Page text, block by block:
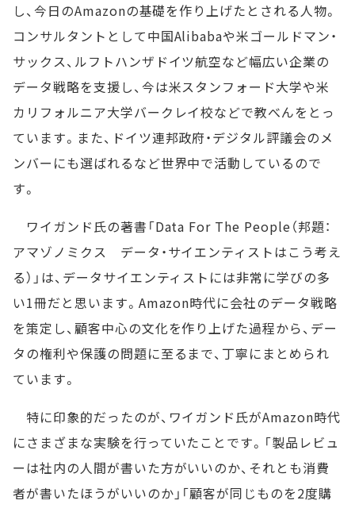
し、今日のAmazonの基礎を作り上げたとされる人物。
コンサルタントとして中国Alibabaや米ゴールドマン・
サックス、ルフトハンザドイツ航空など幅広い企業の
データ戦略を支援し、今は米スタンフォード大学や米
カリフォルニア大学バークレイ校などで教べんをとっ
ています。また、ドイツ連邦政府・デジタル評議会のメ
ンバーにも選ばれるなど世界中で活動しているので
す。
ワイガンド氏の著書「Data For The People（邦題：
アマゾノミクス データ・サイエンティストはこう考え
る）」は、データサイエンティストには非常に学びの多
い1冊だと思います。Amazon時代に会社のデータ戦略
を策定し、顧客中心の文化を作り上げた過程から、デー
タの権利や保護の問題に至るまで、丁寧にまとめられ
ています。
特に印象的だったのが、ワイガンド氏がAmazon時代
にさまざまな実験を行っていたことです。「製品レビュ
ーは社内の人間が書いた方がいいのか、それとも消費
者が書いたほうがいいのか」「顧客が同じものを2度購